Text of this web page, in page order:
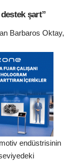
şart”
Barbaros Oktay,
endüstrisinin